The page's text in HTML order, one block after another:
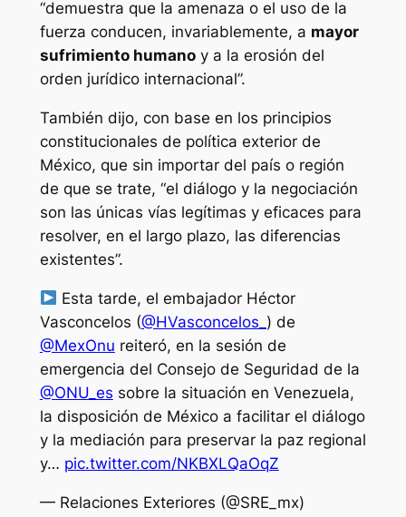
“demuestra que la amenaza o el uso de la
fuerza conducen, invariablemente, a mayor
sufrimiento humanoy a la erosión del
orden jurídico internacional”.
También dijo, con base en los principios
constitucionales de política exterior de
México, que sin importar del país o región
de que se trate, “el diálogo y la negociación
son las únicas vías legítimas y eficaces para
resolver, en el largo plazo, las diferencias
existentes”.
Esta tarde, el embajador Héctor
Vasconcelos (@HVasconcelos_ ) de
@MexOnu reiteró, en la sesión de
emergencia del Consejo de Seguridad de la
@ONU_es sobre la situación en Venezuela,
la disposición de México a facilitar el diálogo
y la mediación para preservar la paz regional
y… pic.twitter.com/NKBXLQaOqZ
— Relaciones Exteriores (@SRE_mx)